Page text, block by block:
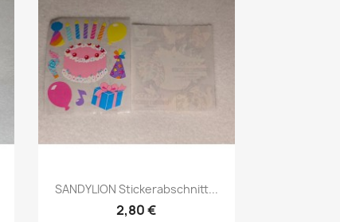
SANDYLION Stickerabschnitt...
2,80 €